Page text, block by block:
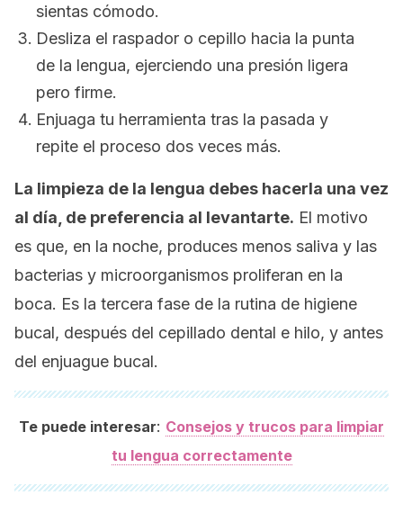
sientas cómodo.
Desliza el raspador o cepillo hacia la punta
de la lengua, ejerciendo una presión ligera
pero firme.
Enjuaga tu herramienta tras la pasada y
repite el proceso dos veces más.
La limpieza de la lengua debes hacerla una vez
al día, de preferencia al levantarte. El motivo
es que, en la noche, produces menos saliva y las
bacterias y microorganismos proliferan en la
boca. Es la tercera fase de la rutina de higiene
bucal, después del cepillado dental e hilo, y antes
del enjuague bucal.
Te puede interesar: Consejos y trucos para limpiar
tu lengua correctamente